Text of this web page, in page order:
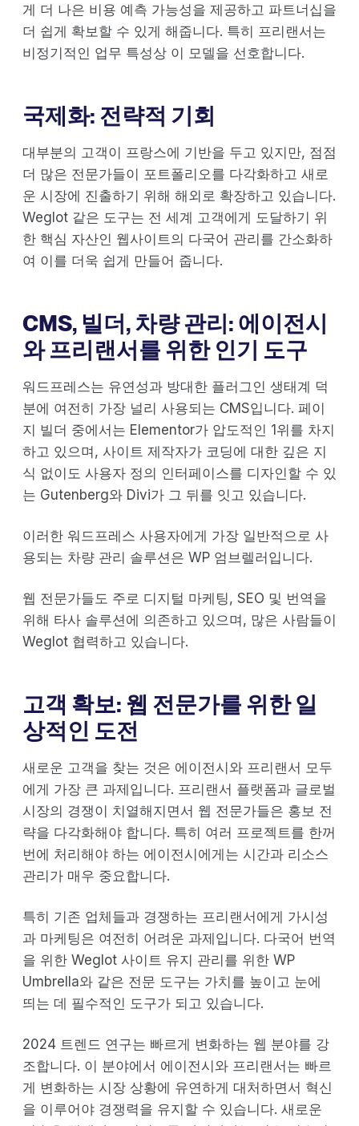
게 더 나은 비용 예측 가능성을 제공하고 파트너십을
더 쉽게 확보할 수 있게 해줍니다. 특히 프리랜서는
비정기적인 업무 특성상 이 모델을 선호합니다.
국제화: 전략적 기회
대부분의 고객이 프랑스에 기반을 두고 있지만, 점점
더 많은 전문가들이 포트폴리오를 다각화하고 새로
운 시장에 진출하기 위해 해외로 확장하고 있습니다.
Weglot 같은 도구는 전 세계 고객에게 도달하기 위
한 핵심 자산인 웹사이트의 다국어 관리를 간소화하
여 이를 더욱 쉽게 만들어 줍니다.
CMS, 빌더, 차량 관리: 에이전시
와 프리랜서를 위한 인기 도구
워드프레스는 유연성과 방대한 플러그인 생태계 덕
분에 여전히 가장 널리 사용되는 CMS입니다. 페이
지 빌더 중에서는 Elementor가 압도적인 1위를 차지
하고 있으며, 사이트 제작자가 코딩에 대한 깊은 지
식 없이도 사용자 정의 인터페이스를 디자인할 수 있
는 Gutenberg와 Divi가 그 뒤를 잇고 있습니다.
이러한 워드프레스 사용자에게 가장 일반적으로 사
용되는 차량 관리 솔루션은 WP 엄브렐러입니다.
웹 전문가들도 주로 디지털 마케팅, SEO 및 번역을
위해 타사 솔루션에 의존하고 있으며, 많은 사람들이
Weglot 협력하고 있습니다.
고객 확보: 웹 전문가를 위한 일
상적인 도전
새로운 고객을 찾는 것은 에이전시와 프리랜서 모두
에게 가장 큰 과제입니다. 프리랜서 플랫폼과 글로벌
시장의 경쟁이 치열해지면서 웹 전문가들은 홍보 전
략을 다각화해야 합니다. 특히 여러 프로젝트를 한꺼
번에 처리해야 하는 에이전시에게는 시간과 리소스
관리가 매우 중요합니다.
특히 기존 업체들과 경쟁하는 프리랜서에게 가시성
과 마케팅은 여전히 어려운 과제입니다. 다국어 번역
을 위한 Weglot 사이트 유지 관리를 위한 WP
Umbrella와 같은 전문 도구는 가치를 높이고 눈에
띄는 데 필수적인 도구가 되고 있습니다.
2024 트렌드 연구는 빠르게 변화하는 웹 분야를 강
조합니다. 이 분야에서 에이전시와 프리랜서는 빠르
게 변화하는 시장 상황에 유연하게 대처하면서 혁신
을 이루어야 경쟁력을 유지할 수 있습니다. 새로운